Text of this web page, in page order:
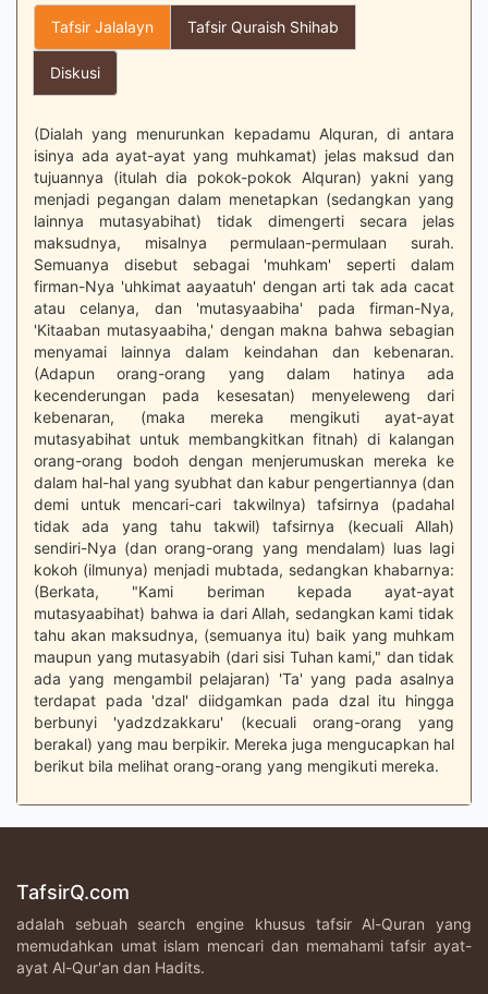
Tafsir Jalalayn Tafsir Quraish Shihab
Diskusi
(Dialah yang menurunkan kepadamu Alquran, di antara
isinya ada ayat-ayat yang muhkamat) jelas maksud dan
tujuannya (itulah dia pokok-pokok Alquran) yakni yang
menjadi pegangan dalam menetapkan (sedangkan yang
lainnya mutasyabihat) tidak dimengerti secara jelas
maksudnya, misalnya permulaan-permulaan surah.
Semuanya disebut sebagai 'muhkam' seperti dalam
firman-Nya 'uhkimat aayaatuh' dengan arti tak ada cacat
atau celanya, dan 'mutasyaabiha' pada firman-Nya,
'Kitaaban mutasyaabiha,' dengan makna bahwa sebagian
menyamai lainnya dalam keindahan dan kebenaran.
(Adapun orang-orang yang dalam hatinya ada
kecenderungan pada kesesatan) menyeleweng dari
kebenaran, (maka mereka mengikuti ayat-ayat
mutasyabihat untuk membangkitkan fitnah) di kalangan
orang-orang bodoh dengan menjerumuskan mereka ke
dalam hal-hal yang syubhat dan kabur pengertiannya (dan
demi untuk mencari-cari takwilnya) tafsirnya (padahal
tidak ada yang tahu takwil) tafsirnya (kecuali Allah)
sendiri-Nya (dan orang-orang yang mendalam) luas lagi
kokoh (ilmunya) menjadi mubtada, sedangkan khabarnya:
(Berkata, "Kami beriman kepada ayat-ayat
mutasyaabihat) bahwa ia dari Allah, sedangkan kami tidak
tahu akan maksudnya, (semuanya itu) baik yang muhkam
maupun yang mutasyabih (dari sisi Tuhan kami," dan tidak
ada yang mengambil pelajaran) 'Ta' yang pada asalnya
terdapat pada 'dzal' diidgamkan pada dzal itu hingga
berbunyi 'yadzdzakkaru' (kecuali orang-orang yang
berakal) yang mau berpikir. Mereka juga mengucapkan hal
berikut bila melihat orang-orang yang mengikuti mereka.
TafsirQ.com
adalah sebuah search engine khusus tafsir Al-Quran yang
memudahkan umat islam mencari dan memahami tafsir ayat-
ayat Al-Qur'an dan Hadits.